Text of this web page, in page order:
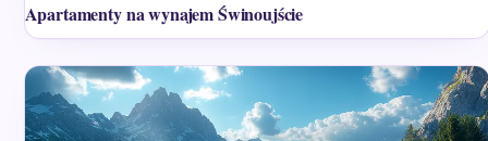
Apartamenty na wynajem Świnoujście